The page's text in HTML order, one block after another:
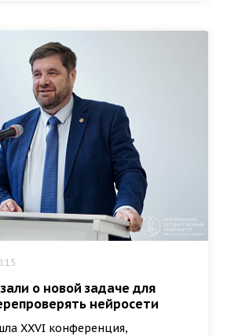
о новой задаче для
нейросети
XXVI конференция,